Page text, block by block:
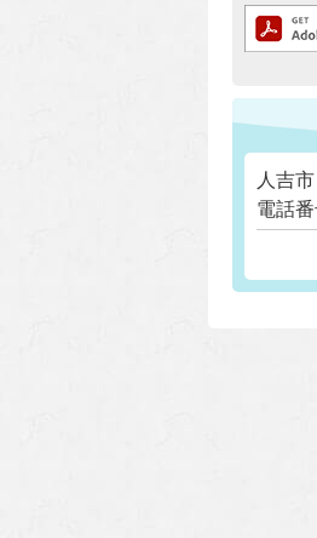
追加情
人吉
電話